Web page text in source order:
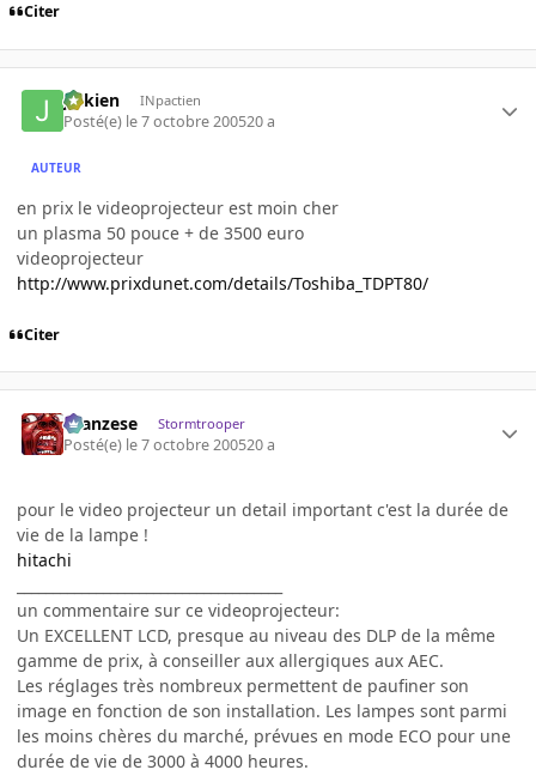
Citer
julkien INpactien
Posté(e) le 7 octobre 200520 a
AUTEUR
en prix le videoprojecteur est moin cher
un plasma 50 pouce + de 3500 euro
videoprojecteur
http://www.prixdunet.com/details/Toshiba_TDPT80/
Citer
ilcanzese Stormtrooper
Posté(e) le 7 octobre 200520 a
pour le video projecteur un detail important c'est la durée de
vie de la lampe !
hitachi
un commentaire sur ce videoprojecteur:
Un EXCELLENT LCD, presque au niveau des DLP de la même
gamme de prix, à conseiller aux allergiques aux AEC.
Les réglages très nombreux permettent de paufiner son
image en fonction de son installation. Les lampes sont parmi
les moins chères du marché, prévues en mode ECO pour une
durée de vie de 3000 à 4000 heures.